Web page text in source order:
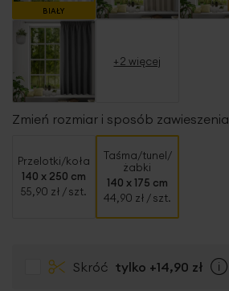
BIAŁY
+2 więcej
Zmień rozmiar i sposób zawieszenia
Przelotki/koła
140 x 250 cm
55,90 zł / szt.
Taśma/tunel/
żabki
140 x 175 cm
44,90 zł / szt.
Skróć tylko +14,90 zł